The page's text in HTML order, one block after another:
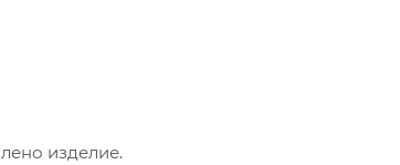
изделие.